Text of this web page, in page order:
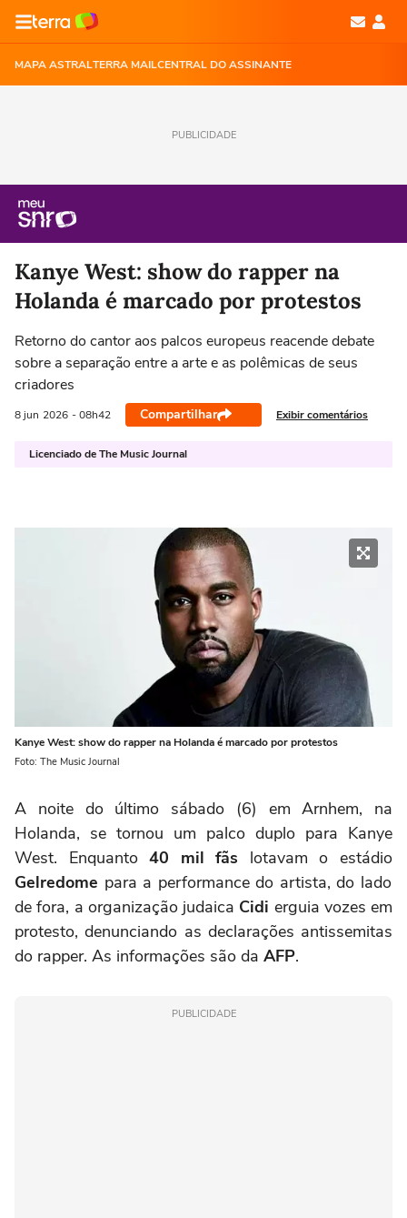
MAPA ASTRALTERRA MAILCENTRAL DO ASSINANTE
PUBLICIDADE
Kanye West: show do rapper na
Holanda é marcado por protestos
Retorno do cantor aos palcos europeus reacende debate
sobre a separação entre a arte e as polêmicas de seus
criadores
8 jun 2026 - 08h42 Compartilhar Exibir comentários
Licenciado de The Music Journal
Kanye West: show do rapper na Holanda é marcado por protestos
Foto: The Music Journal
A noite do último sábado (6) em Arnhem, na
Holanda, se tornou um palco duplo para Kanye
West. Enquanto40 mil fãs lotavam o estádio
Gelredome para a performance do artista, do lado
de fora, a organização judaica Cidi erguia vozes em
protesto, denunciando as declarações antissemitas
do rapper. As informações são da AFP.
PUBLICIDADE